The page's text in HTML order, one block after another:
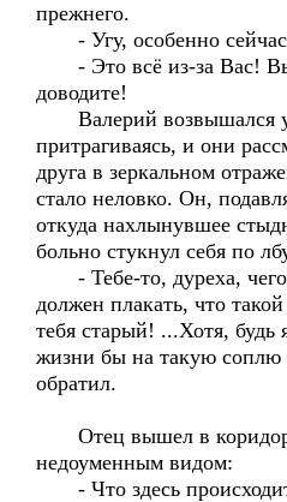
прежнего.
- Угу, особенно
- Это всё из-за Вас! Вы
доводите!
Валерий возвышался у
притрагиваясь, и они
друга в зеркальном
стало неловко. Он,
откуда нахлынувшее
больно стукнул себя по
- Тебе-то, дуреха, чего
должен плакать, что
тебя старый! ...Хотя, будь
жизни бы на такую соплю
обратил.
Отец вышел в коридор
недоуменным видом:
- Что здесь